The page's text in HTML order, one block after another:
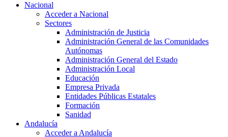
Nacional
Acceder a Nacional
Sectores
Administración de Justicia
Administración General de las Comunidades
Autónomas
Administración General del Estado
Administración Local
Educación
Empresa Privada
Entidades Públicas Estatales
Formación
Sanidad
Andalucía
Acceder a Andalucía